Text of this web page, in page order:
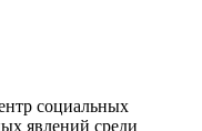
социальных
явлений среди